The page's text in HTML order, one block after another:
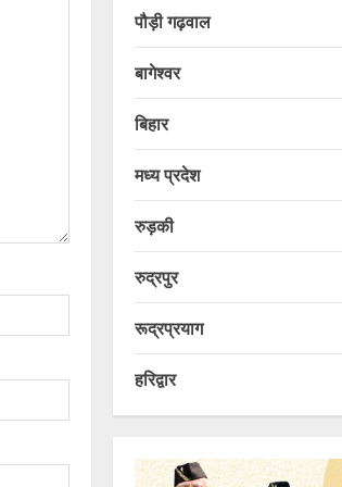
पौड़ी गढ़वाल
बागेश्वर
बिहार
मध्य प्रदेश
रुड़की
रुद्रपुर
रूद्रप्रयाग
हरिद्वार